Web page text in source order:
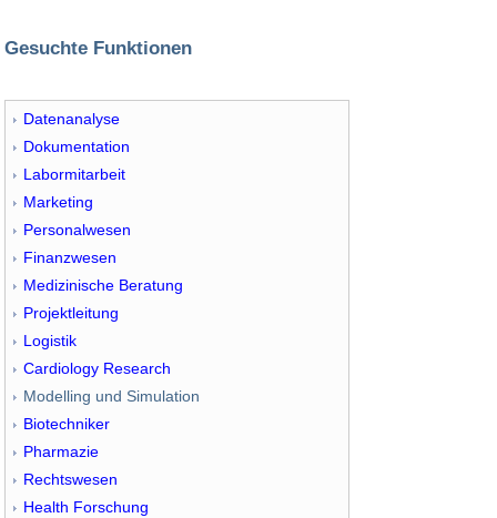
Gesuchte Funktionen
Datenanalyse
Dokumentation
Labormitarbeit
Marketing
Personalwesen
Finanzwesen
Medizinische Beratung
Projektleitung
Logistik
Cardiology Research
Modelling und Simulation
Biotechniker
Pharmazie
Rechtswesen
Health Forschung